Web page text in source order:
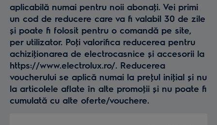
aplicabilă numai pentru noii abonaţi. Vei primi
un cod de reducere care va fi valabil 30 de zile
și poate fi folosit pentru o comandă pe site,
per utilizator. Poţi valorifica reducerea pentru
achiziţionarea de electrocasnice și accesorii la
https://www.electrolux.ro/. Reducerea
voucherului se aplică numai la preţul iniţial și nu
la articolele aflate în alte promoţii și nu poate fi
cumulată cu alte oferte/vouchere.